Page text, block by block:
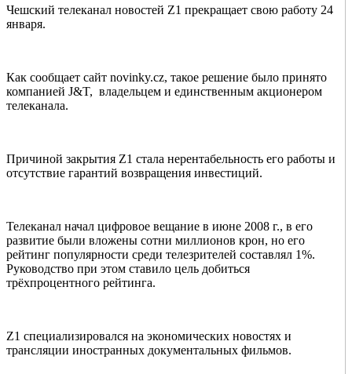
Чешский телеканал новостей Z1 прекращает свою работу 24
января.
Как сообщает сайт novinky.cz, такое решение было принято
компанией J&T, владельцем и единственным акционером
телеканала.
Причиной закрытия Z1 стала нерентабельность его работы и
отсутствие гарантий возвращения инвестиций.
Телеканал начал цифровое вещание в июне 2008 г., в его
развитие были вложены сотни миллионов крон, но его
рейтинг популярности среди телезрителей составлял 1%.
Руководство при этом ставило цель добиться
трёхпроцентного рейтинга.
Z1 специализировался на экономических новостях и
трансляции иностранных документальных фильмов.